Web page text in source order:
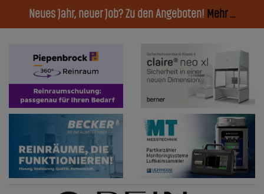
Neues Jahr, neuer Job? Zu den Angeboten! Mehr ...